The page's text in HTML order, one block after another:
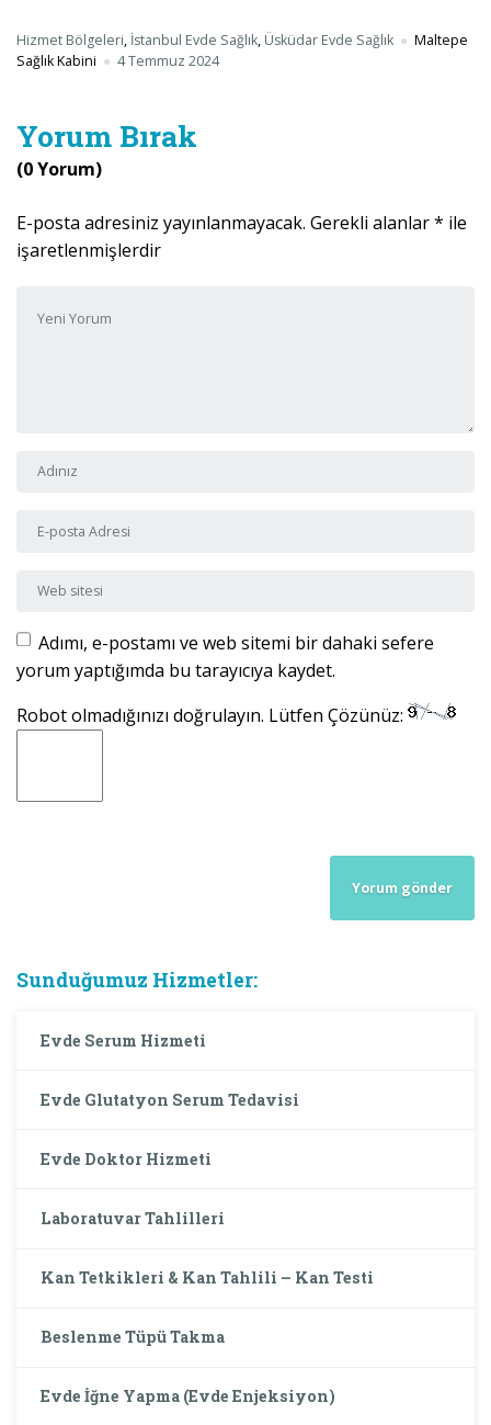
Hizmet Bölgeleri, İstanbul Evde Sağlık, Üsküdar Evde Sağlık
Maltepe
Sağlık Kabini
4 Temmuz 2024
Yorum Bırak
(0 Yorum)
E-posta adresiniz yayınlanmayacak. Gerekli alanlar* ile
işaretlenmişlerdir
Adı ve Soyadı
E-posta Adresi
Web sitesi
Adımı, e-postamı ve web sitemi bir dahaki sefere
yorum yaptığımda bu tarayıcıya kaydet.
Robot olmadığınızı doğrulayın. Lütfen Çözünüz:
Sunduğumuz Hizmetler:
Evde Serum Hizmeti
Evde Glutatyon Serum Tedavisi
Evde Doktor Hizmeti
Laboratuvar Tahlilleri
Kan Tetkikleri & Kan Tahlili – Kan Testi
Beslenme Tüpü Takma
Evde İğne Yapma (Evde Enjeksiyon)